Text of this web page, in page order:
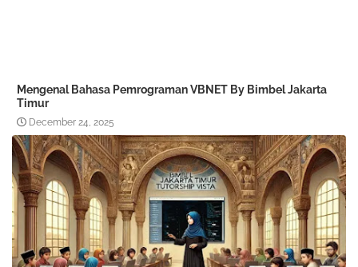
Mengenal Bahasa Pemrograman VBNET By Bimbel Jakarta
Timur
December 24, 2025